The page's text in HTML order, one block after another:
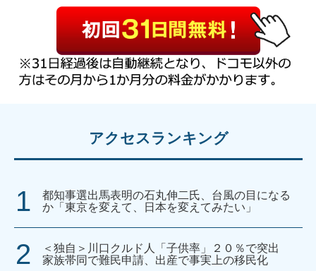
アクセスランキング
都知事選出馬表明の石丸伸二氏、台風の目になる
か「東京を変えて、日本を変えてみたい」
＜独自＞川口クルド人「子供率」２０％で突出
家族帯同で難民申請、出産で事実上の移民化